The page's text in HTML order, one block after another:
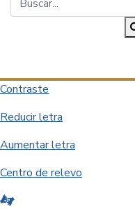
Contraste
Reducir letra
Aumentar letra
Centro de relevo